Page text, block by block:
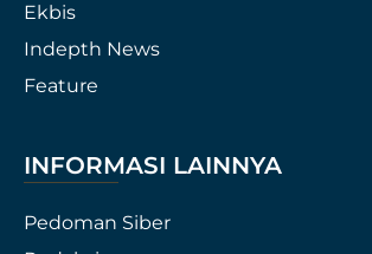
Ekbis
Indepth News
Feature
INFORMASI LAINNYA
Pedoman Siber